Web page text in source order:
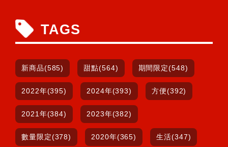
TAGS
新商品(585) 甜點(564) 期間限定(548)
2022年(395) 2024年(393) 方便(392)
2021年(384) 2023年(382)
數量限定(378) 2020年(365) 生活(347)